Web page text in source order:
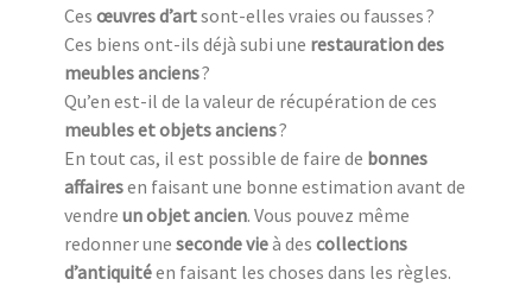
Ces œuvres d’artsont-elles vraies ou fausses ?
Ces biens ont-ils déjà subi une restauration des
meubles anciens?
Qu’en est-il de la valeur de récupération de ces
meubles et objets anciens?
En tout cas, il est possible de faire de bonnes
affairesen faisant une bonne estimation avant de
vendre un objet ancien. Vous pouvez même
redonner une seconde vieà des collections
d’antiquitéen faisant les choses dans les règles.